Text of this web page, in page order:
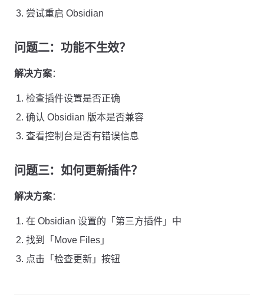
尝试重启 Obsidian
问题二：功能不生效？
解决方案：
检查插件设置是否正确
确认 Obsidian 版本是否兼容
查看控制台是否有错误信息
问题三：如何更新插件？
解决方案：
在 Obsidian 设置的「第三方插件」中
找到「Move Files」
点击「检查更新」按钮